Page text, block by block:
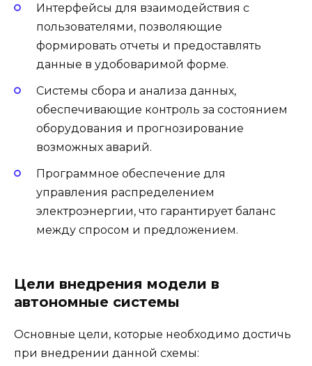
Интерфейсы для взаимодействия с
пользователями, позволяющие
формировать отчеты и предоставлять
данные в удобоваримой форме.
Системы сбора и анализа данных,
обеспечивающие контроль за состоянием
оборудования и прогнозирование
возможных аварий.
Программное обеспечение для
управления распределением
электроэнергии, что гарантирует баланс
между спросом и предложением.
Цели внедрения модели в
автономные системы
Основные цели, которые необходимо достичь
при внедрении данной схемы: